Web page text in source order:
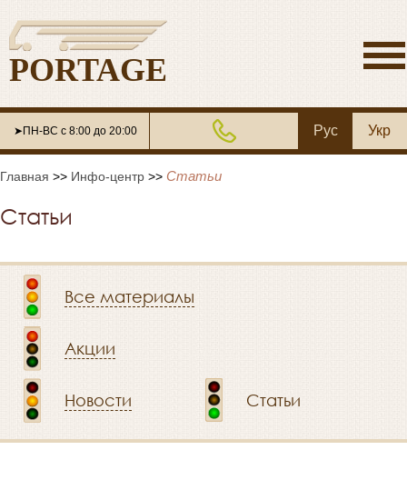
PORTAGE
➤ПН-ВС с 8:00 до 20:00 Рус Укр
Главная >> Инфо-центр >> Статьи
Статьи
Все материалы
Акции
Новости Статьи